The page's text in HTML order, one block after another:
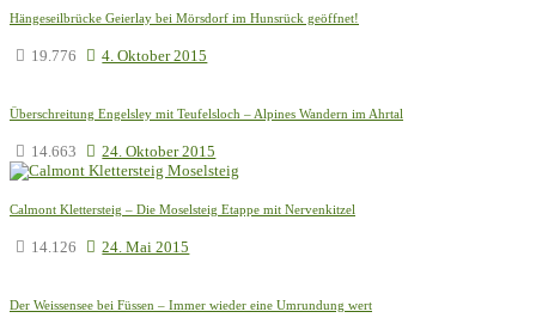
Hängeseilbrücke Geierlay bei Mörsdorf im Hunsrück geöffnet!
19.776 4. Oktober 2015
Überschreitung Engelsley mit Teufelsloch – Alpines Wandern im Ahrtal
14.663 24. Oktober 2015
Calmont Klettersteig – Die Moselsteig Etappe mit Nervenkitzel
14.126 24. Mai 2015
Der Weissensee bei Füssen – Immer wieder eine Umrundung wert